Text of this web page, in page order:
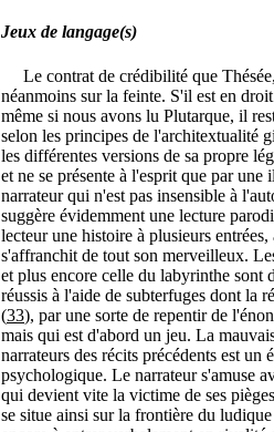
Jeux de langage(s)
Le contrat de crédibilité que
néanmoins sur la feinte. S'il est en
même si nous avons lu Plutarque, il
selon les principes de l'architextualité
les différentes versions de sa propre
et ne se présente à l'esprit que par
narrateur qui n'est pas insensible à
suggère évidemment une lecture
lecteur une histoire à plusieurs
s'affranchit de tout son merveilleux.
et plus encore celle du labyrinthe sont
réussis à l'aide de subterfuges dont la
(33), par une sorte de repentir de
mais qui est d'abord un jeu. La
narrateurs des récits précédents est
psychologique. Le narrateur s'amuse
qui devient vite la victime de ses
se situe ainsi sur la frontière du